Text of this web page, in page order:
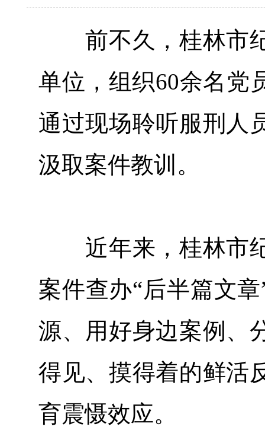
前不久，桂林市纪
单位，组织60余名党
通过现场聆听服刑人
汲取案件教训。
近年来，桂林市纪
案件查办“后半篇文
源、用好身边案例、
得见、摸得着的鲜活
育震慑效应。